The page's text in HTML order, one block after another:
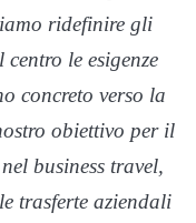
ridefinire gli
le esigenze
concreto verso la
obiettivo per il
business travel,
trasferte aziendali